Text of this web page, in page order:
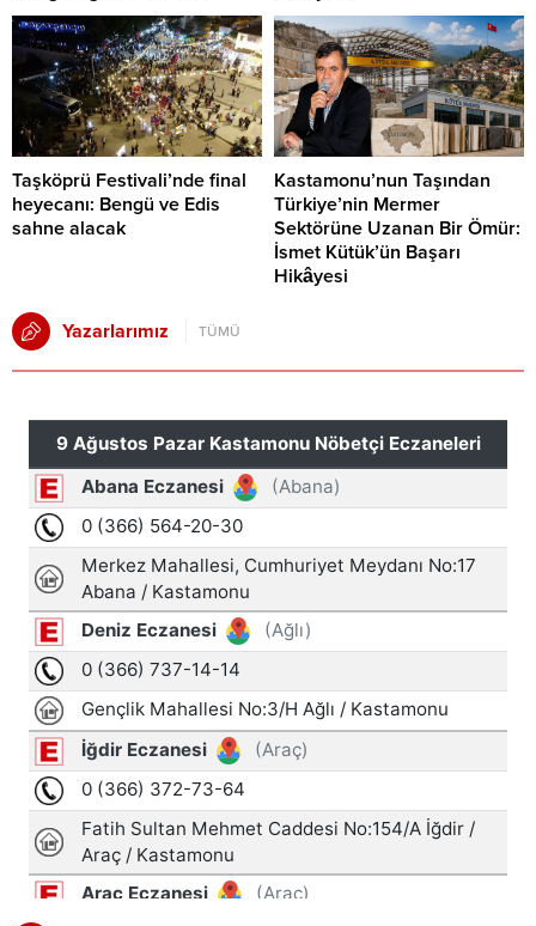
Taşköprü Festivali’nde final
heyecanı: Bengü ve Edis
sahne alacak
Kastamonu’nun Taşından
Türkiye’nin Mermer
Sektörüne Uzanan Bir Ömür:
İsmet Kütük’ün Başarı
Hikâyesi
Yazarlarımız TÜMÜ